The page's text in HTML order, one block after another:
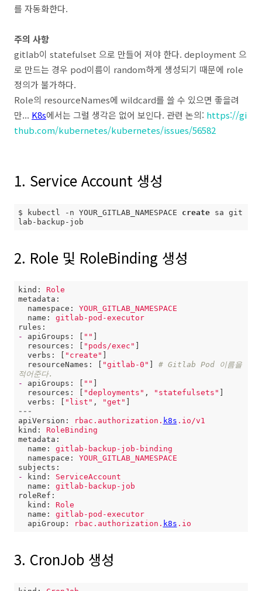
를 자동화한다.
주의 사항
gitlab이 statefulset 으로 만들어 져야 한다. deployment 으
로 만드는 경우 pod이름이 random하게 생성되기 때문에 role
정의가 불가하다.
Role의 resourceNames에 wildcard를 쓸 수 있으면 좋을려
만... K8s에서는 그럴 생각은 없어 보인다. 관련 논의: https://gi
thub.com/kubernetes/kubernetes/issues/56582
1. Service Account 생성
$ kubectl - n YOUR_GITLAB_NAMESPACE create sa git
lab - backup - job
2. Role 및 RoleBinding 생성
kind:
Role
metadata:
namespace:
YOUR_GITLAB_NAMESPACE
name:
gitlab-pod-executor
rules:
-
apiGroups: [ "" ]
resources:
[ "pods/exec" ]
verbs:
[ "create" ]
resourceNames:
[ "gitlab-0" ] # Gitlab Pod 이름을
적어준다.
-
apiGroups: [ "" ]
resources:
[ "deployments" , "statefulsets" ]
verbs:
[ "list" , "get"
---
apiVersion:
rbac.authorization. k8s .io/v1
kind:
RoleBinding
metadata:
name:
gitlab-backup-job-binding
namespace:
YOUR_GITLAB_NAMESPACE
subjects:
-
kind:
ServiceAccount
name:
gitlab-backup-job
roleRef:
kind:
Role
name:
gitlab-pod-executor
apiGroup:
rbac.authorization. k8s .io
3. CronJob 생성